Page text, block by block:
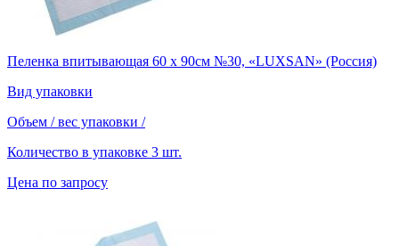
Пеленка впитывающая 60 х 90см №30, «LUXSAN» (Россия)
Вид упаковки
Объем / вес упаковки /
Количество в упаковке 3 шт.
Цена по запросу